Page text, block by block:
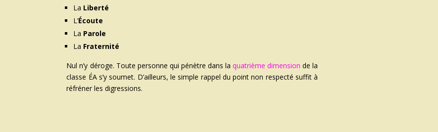
La Liberté
L’Écoute
La Parole
La Fraternité
Nul n’y déroge. Toute personne qui pénètre dans laquatrième dimension de la
classe ÉA s’y soumet. D’ailleurs, le simple rappel du point non respecté suffit à
réfréner les digressions.